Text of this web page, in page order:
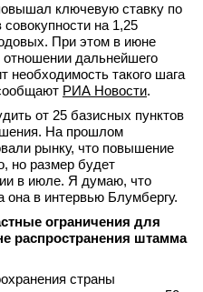
ключевую ставку по
на 1,25
При этом в июне
отношении дальнейшего
необходимость такого шага
РИА Новости.
от 25 базисных пунктов
На прошлом
рынку, что повышение
но размер будет
в июле. Я думаю, что
она в интервью Блумбергу.
ограничения для
распространения штамма
страны